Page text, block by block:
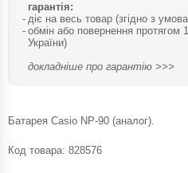
гарантія:
діє на весь товар (згідно з
обмін або повернення протягом
України)
докладніше про гарантію >>>
Батарея Casio NP-90 (аналог).
Код товара: 828576